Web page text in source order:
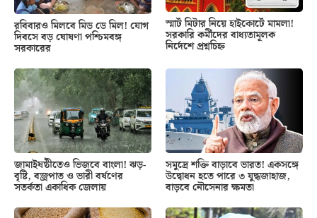
রবিবারও মিলবে মিড ডে মিল! যোগ
দিবসে বড় ঘোষণা পশ্চিমবঙ্গ
সরকারের
স্মার্ট মিটার নিয়ে হাইকোর্টে মামলা!
সরকারি কর্মীদের বাধ্যতামূলক
নির্দেশে প্রশ্নচিহ্ন
জামাইষষ্ঠীতেও ভিজবে বাংলা! ঝড়-
বৃষ্টি, বজ্রপাত ও ভারী বর্ষণের
সতর্কতা একাধিক জেলায়
সমুদ্রে শক্তি বাড়াবে ভারত! একসঙ্গে
উদ্বোধন হতে পারে ৩ যুদ্ধজাহাজ,
বাড়বে নৌসেনার ক্ষমতা